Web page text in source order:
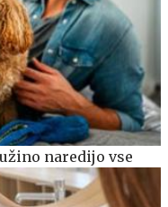
naredijo vse